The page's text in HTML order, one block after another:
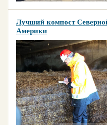
Лучший компост
Америки